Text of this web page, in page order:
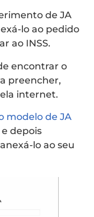
de JA
lo ao pedido
ao INSS.
encontrar o
preencher,
internet.
modelo de JA
depois
lo ao seu